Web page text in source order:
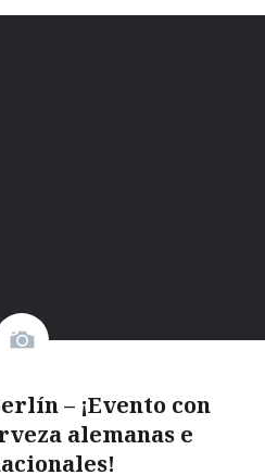
– ¡Evento con
alemanas e